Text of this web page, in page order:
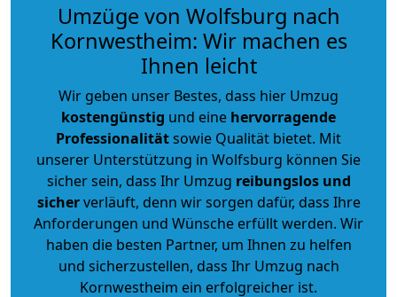
Umzüge von Wolfsburg nach
Kornwestheim: Wir machen es
Ihnen leicht
Wir geben unser Bestes, dass hier Umzug
kostengünstig und eine hervorragende
Professionalitätsowie Qualität bietet. Mit
unserer Unterstützung in Wolfsburg können Sie
sicher sein, dass Ihr Umzug reibungslos und
sicherverläuft, denn wir sorgen dafür, dass Ihre
Anforderungen und Wünsche erfüllt werden. Wir
haben die besten Partner, um Ihnen zu helfen
und sicherzustellen, dass Ihr Umzug nach
Kornwestheim ein erfolgreicher ist.